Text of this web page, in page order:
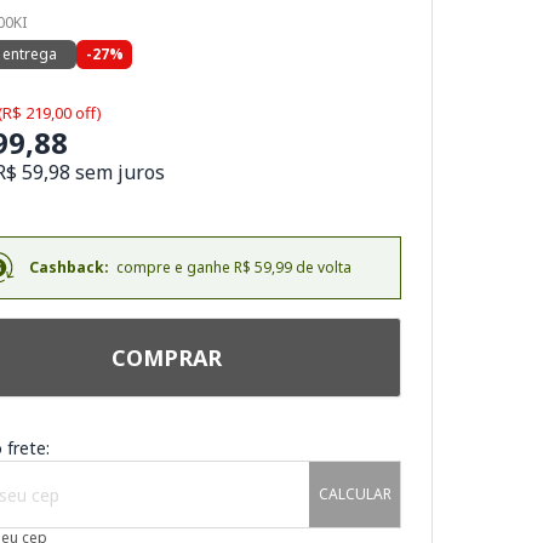
-27%
219,00 off)
59,98 sem juros
Cashback: compre e ganhe R$ 59,99 de volta
COMPRAR
frete:
CALCULAR
cep